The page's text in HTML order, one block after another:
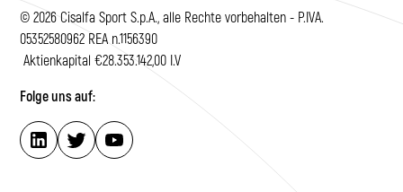
© 2026 Cisalfa Sport S.p.A., alle Rechte vorbehalten - P.IVA.
05352580962 REA n.1156390
Aktienkapital €28.353.142,00 I.V
Folge uns auf: